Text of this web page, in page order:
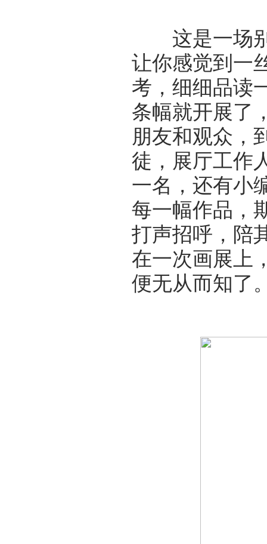
这是一场别
让你感觉到一
考，细细品读
条幅就开展了
朋友和观众，
徒，展厅工作
一名，还有小
每一幅作品，
打声招呼，陪
在一次画展上
便无从而知了